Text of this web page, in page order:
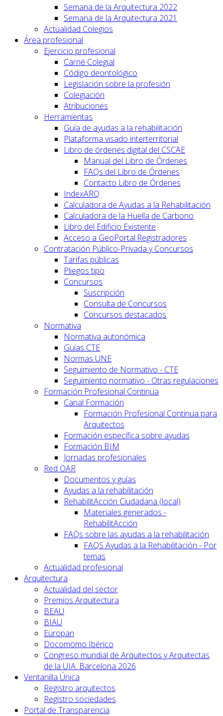
Semana de la Arquitectura 2022
Semana de la Arquitectura 2021
Actualidad Colegios
Área profesional
Ejercicio profesional
Carné Colegial
Código deontológico
Legislación sobre la profesión
Colegiación
Atribuciones
Herramientas
Guía de ayudas a la rehabilitación
Plataforma visado interterritorial
Libro de órdenes digital del CSCAE
Manual del Libro de Órdenes
FAQs del Libro de Órdenes
Contacto Libro de Órdenes
IndexARQ
Calculadora de Ayudas a la Rehabilitación
Calculadora de la Huella de Carbono
Libro del Edificio Existente
Acceso a GeoPortal.Registradores
Contratación Público-Privada y Concursos
Tarifas públicas
Pliegos tipo
Concursos
Suscripción
Consulta de Concursos
Concursos destacados
Normativa
Normativa autonómica
Guías CTE
Normas UNE
Seguimiento de Normativo - CTE
Seguimiento normativo - Otras regulaciones
Formación Profesional Continua
Canal Formación
Formación Profesional Continua para
Arquitectos
Formación específica sobre ayudas
Formación BIM
Jornadas profesionales
Red OAR
Documentos y guías
Ayudas a la rehabilitación
RehabilitAcción Ciudadana (local)
Materiales generados -
RehabilitAcción
FAQs sobre las ayudas a la rehabilitación
FAQS Ayudas a la Rehabilitación - Por
temas
Actualidad profesional
Arquitectura
Actualidad del sector
Premios Arquitectura
BEAU
BIAU
Europan
Docomomo Ibérico
Congreso mundial de Arquitectos y Arquitectas
de la UIA. Barcelona 2026
Ventanilla Única
Registro arquitectos
Registro sociedades
Portal de Transparencia